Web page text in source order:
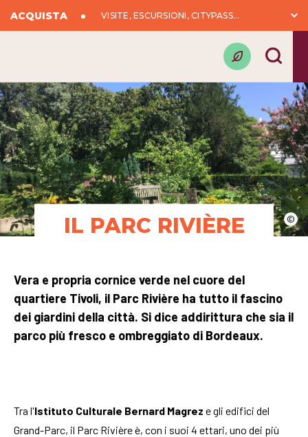
ACQUISTA VISITE, ESCURSIONI, CITYPASS...
©
IL PARC RIVIÈRE
Vera e propria cornice verde nel cuore del
quartiere Tivoli, il Parc Rivière ha tutto il fascino
dei giardini della città. Si dice addirittura che sia il
parco più fresco e ombreggiato di Bordeaux.
Tra l'Istituto Culturale Bernard Magrez e gli edifici del
Grand-Parc, il Parc Rivière è, con i suoi 4 ettari, uno dei più